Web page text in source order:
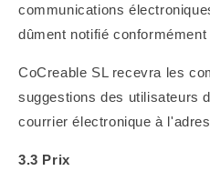
communications
dûment notifié
CoCreable SL recevra les
suggestions des utilisateurs
courrier électronique à
3.3 Prix